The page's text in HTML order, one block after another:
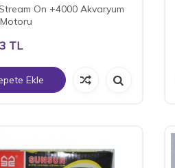
On +4000 Akvaryum
TL
Ekle